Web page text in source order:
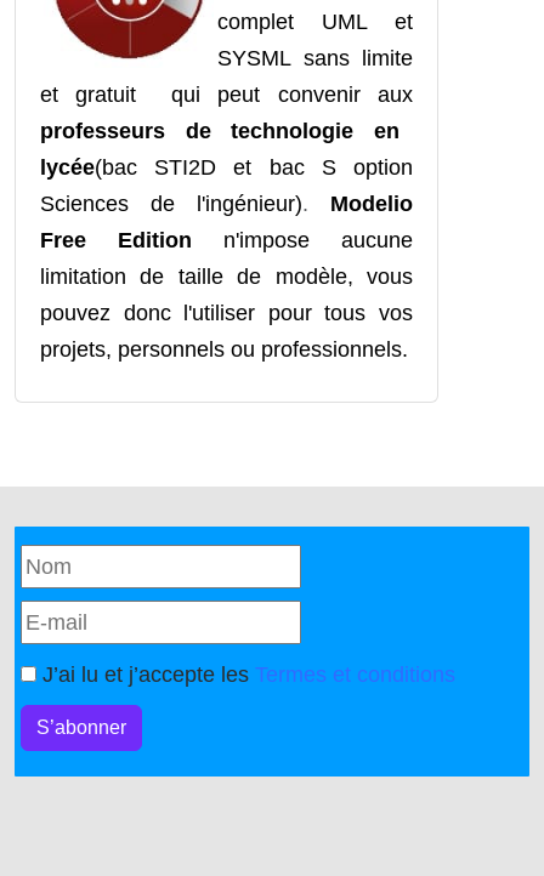
complet UML et
SYSML sans limite
et gratuit qui peut convenir aux
professeurs de technologie en
lycée(bac STI2D et bac S option
Sciences de l'ingénieur). Modelio
Free Edition n'impose aucune
limitation de taille de modèle, vous
pouvez donc l'utiliser pour tous vos
projets, personnels ou professionnels.
J’ai lu et j’accepte les Termes et conditions
S’abonner